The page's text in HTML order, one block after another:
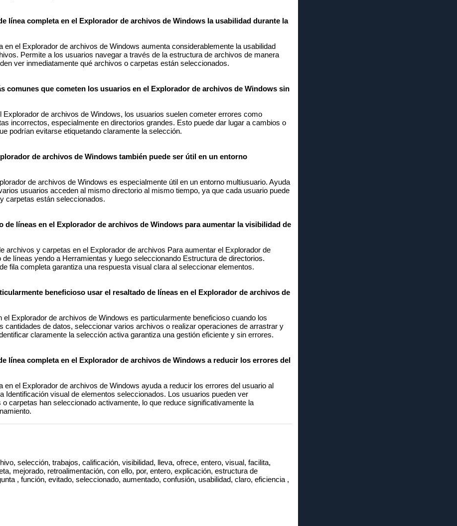
línea completa en el Explorador de archivos de Windows la usabilidad durante la
en el Explorador de archivos de Windows aumenta considerablemente la usabilidad
Permite a los usuarios navegar a través de la estructura de archivos de manera
ver inmediatamente qué archivos o carpetas están seleccionados.
comunes que cometen los usuarios en el Explorador de archivos de Windows sin
Explorador de archivos de Windows, los usuarios suelen cometer errores como
incorrectos, especialmente en directorios grandes. Esto puede dar lugar a cambios o
podrían evitarse etiquetando claramente la selección.
de archivos de Windows también puede ser útil en un entorno
de archivos de Windows es especialmente útil en un entorno multiusuario. Ayuda
usuarios acceden al mismo directorio al mismo tiempo, ya que cada usuario puede
carpetas están seleccionados.
de líneas en el Explorador de archivos de Windows para aumentar la visibilidad de
archivos y carpetas en el Explorador de archivos Para aumentar el Explorador de
de líneas yendo a Herramientas y luego seleccionando Estructura de directorios.
fila completa garantiza una respuesta visual clara al seleccionar elementos.
beneficioso usar el resaltado de líneas en el Explorador de archivos de
el Explorador de archivos de Windows es particularmente beneficioso cuando los
cantidades de datos, seleccionar varios archivos o realizar operaciones de arrastrar y
claramente la selección activa garantiza una gestión eficiente y sin errores.
línea completa en el Explorador de archivos de Windows a reducir los errores del
en el Explorador de archivos de Windows ayuda a reducir los errores del usuario al
Identificación visual de elementos seleccionados. Los usuarios pueden ver
carpetas han seleccionado activamente, lo que reduce significativamente la
selección, trabajos, calificación, visibilidad, lleva, ofrece, entero, visual, facilita,
mejorado, retroalimentación, con ello, por, entero, explicación, estructura de
, función, evitado, seleccionado, aumentado, confusión, usabilidad, claro, eficiencia ,